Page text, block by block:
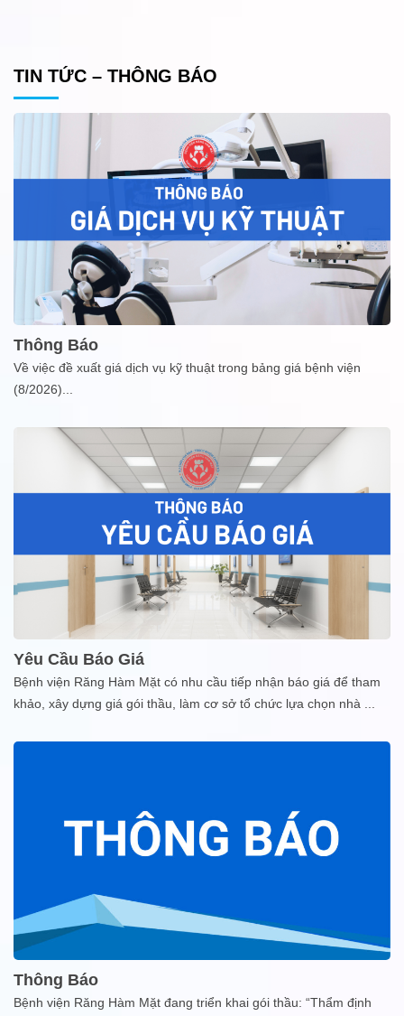
TIN TỨC – THÔNG BÁO
Thông Báo
Về việc đề xuất giá dịch vụ kỹ thuật trong bảng giá bệnh viện
(8/2026)
Yêu Cầu Báo Giá
Bệnh viện Răng Hàm Mặt có nhu cầu tiếp nhận báo giá để tham
khảo, xây dựng giá gói thầu, làm cơ sở tổ chức lựa chọn nhà
Thông Báo
Bệnh viện Răng Hàm Mặt đang triển khai gói thầu: “Thẩm định